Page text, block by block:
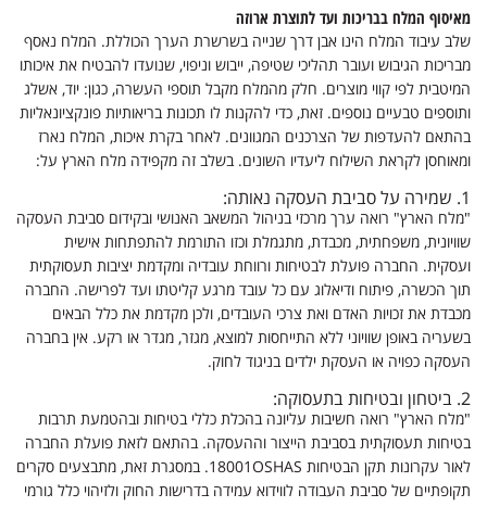
מאיסוף המלח בבריכות ועד לתוצרת ארוזה
שלב עיבוד המלח הינו אבן דרך שנייה בשרשרת הערך הכוללת. המלח נאסף
מבריכות הגיבוש ועובר תהליכי שטיפה, ייבוש וניפוי, שנועדו להבטיח את איכותו
המיטבית לפי קווי מוצרים. חלק מהמלח מקבל תוספי העשרה, כגון: יוד, אשלג
ותוספים טבעיים נוספים. זאת, כדי להקנות לו תכונות בריאותיות פונקציונאליות
בהתאם להעדפות של הצרכנים המגוונים. לאחר בקרת איכות, המלח נארז
ומאוחסן לקראת השילוח ליעדיו השונים. בשלב זה מקפידה מלח הארץ על:
1. שמירה על סביבת העסקה נאותה:
"מלח הארץ" רואה ערך מרכזי בניהול המשאב האנושי ובקידום סביבת העסקה
שוויונית, משפחתית, מכבדת, מתגמלת וכזו התורמת להתפתחות אישית
ועסקית. החברה פועלת לבטיחות ורווחת עובדיה ומקדמת יציבות תעסוקתית
תוך הכשרה, פיתוח ודיאלוג עם כל עובד מרגע קליטתו ועד לפרישה. החברה
מכבדת את זכויות האדם ואת צרכי העובדים, ולכן מקדמת את כלל הבאים
בשעריה באופן שוויוני ללא התייחסות למוצא, מגזר, מגדר או רקע. אין בחברה
העסקה כפויה או העסקת ילדים בניגוד לחוק.
2. ביטחון ובטיחות בתעסוקה:
"מלח הארץ" רואה חשיבות עליונה בהכלת כללי בטיחות ובהטמעת תרבות
בטיחות תעסוקתית בסביבת הייצור וההעסקה. בהתאם לזאת פועלת החברה
לאור עקרונות תקן הבטיחות 18001OSHAS. במסגרת זאת, מתבצעים סקרים
תקופתיים של סביבת העבודה לווידוא עמידה בדרישות החוק ולזיהוי כלל גורמי